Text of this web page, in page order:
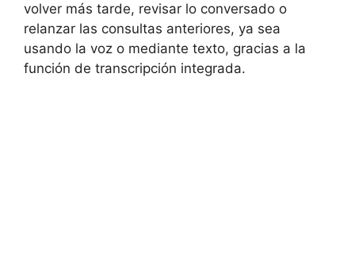
volver más tarde, revisar lo conversado o
relanzar las consultas anteriores, ya sea
usando la voz o mediante texto, gracias a la
función de transcripción integrada.